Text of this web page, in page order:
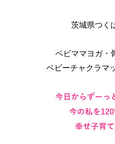
茨城県つく
ベビママヨガ・
ベビーチャクラマ
今日からずーっ
今の私を
幸せ子育